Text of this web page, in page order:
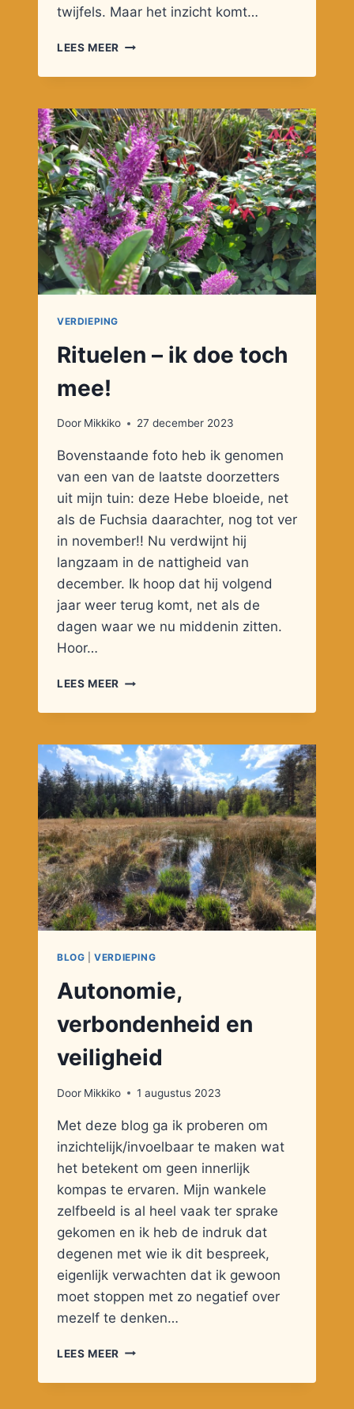
twijfels. Maar het inzicht komt…
LEES MEER KLANKBORD
VERBINDING
VERDIEPING
Rituelen – ik doe toch
mee!
Door Mikkiko 27 december 2023
Bovenstaande foto heb ik genomen
van een van de laatste doorzetters
uit mijn tuin: deze Hebe bloeide, net
als de Fuchsia daarachter, nog tot ver
in november!! Nu verdwijnt hij
langzaam in de nattigheid van
december. Ik hoop dat hij volgend
jaar weer terug komt, net als de
dagen waar we nu middenin zitten.
Hoor…
LEES MEER RITUELEN
IK
TOCH
MEE!
BLOG |VERDIEPING
Autonomie,
verbondenheid en
veiligheid
Door Mikkiko 1 augustus 2023
Met deze blog ga ik proberen om
inzichtelijk/invoelbaar te maken wat
het betekent om geen innerlijk
kompas te ervaren. Mijn wankele
zelfbeeld is al heel vaak ter sprake
gekomen en ik heb de indruk dat
degenen met wie ik dit bespreek,
eigenlijk verwachten dat ik gewoon
moet stoppen met zo negatief over
mezelf te denken…
LEES MEER AUTONOMIE,
EN